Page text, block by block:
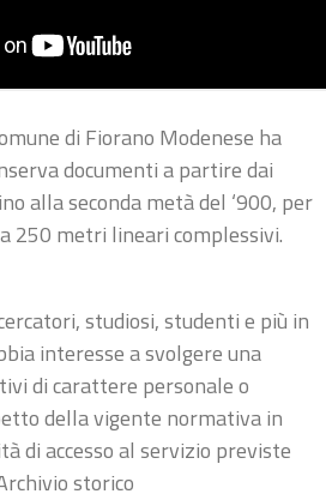
di Fiorano Modenese ha
documenti a partire dai
alla seconda metà del ‘900, per
250 metri lineari complessivi.
studiosi, studenti e più in
interesse a svolgere una
di carattere personale o
della vigente normativa in
di accesso al servizio previste
storico